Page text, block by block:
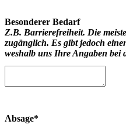
Besonderer Bedarf
Z.B. Barrierefreiheit. Die
zugänglich. Es gibt jedoch
weshalb uns Ihre Angaben bei
Absage*